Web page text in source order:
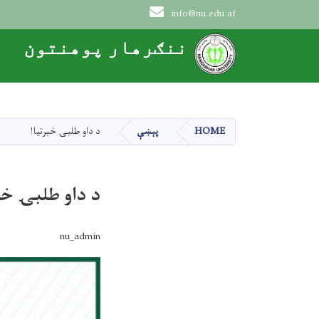
ننګرهار پوهنتون
info@nu.edu.af
Main navigation
HOME پېښې د داو طلبۍ خبرتيا!
د داو طلبۍ
nu_admin